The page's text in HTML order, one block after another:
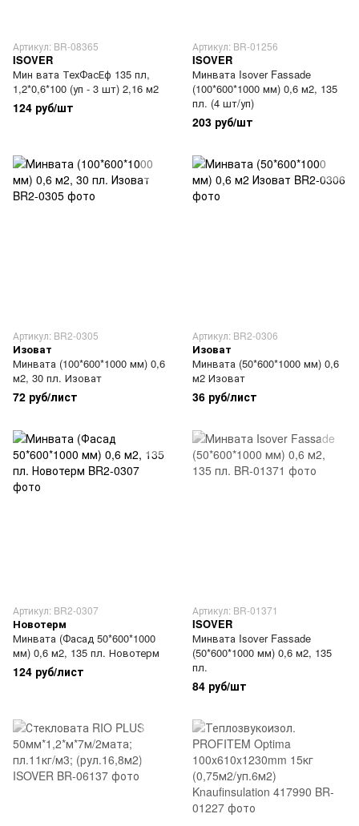
Артикул: BR-08365
ISOVER
Мин вата ТехФасЕф 135 пл,
1,2*0,6*100 (уп - 3 шт) 2,16 м2
124 руб/шт
Артикул: BR-01256
ISOVER
Минвата Isover Fassade
(100*600*1000 мм) 0,6 м2, 135
пл. (4 шт/уп)
203 руб/шт
Артикул: BR2-0305
Изоват
Минвата (100*600*1000 мм) 0,6
м2, 30 пл. Изоват
72 руб/лист
Артикул: BR2-0306
Изоват
Минвата (50*600*1000 мм) 0,6
м2 Изоват
36 руб/лист
Артикул: BR2-0307
Новотерм
Минвата (Фасад 50*600*1000
мм) 0,6 м2, 135 пл. Новотерм
124 руб/лист
Артикул: BR-01371
ISOVER
Минвата Isover Fassade
(50*600*1000 мм) 0,6 м2, 135
пл.
84 руб/шт